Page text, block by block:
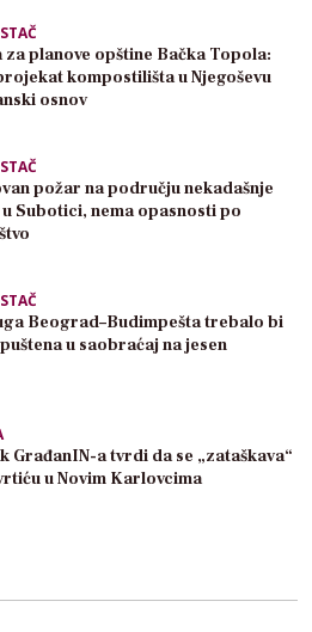
planove opštine Bačka Topola:
kompostilišta u Njegoševu
osnov
požar na području nekadašnje
Subotici, nema opasnosti po
Beograd–Budimpešta trebalo bi
u saobraćaj na jesen
GrađanIN-a tvrdi da se „zataškava“
u Novim Karlovcima